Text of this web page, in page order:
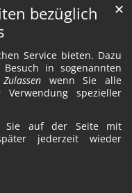
bezüglich
Service bieten. Dazu
in sogenannten
Zulassen wenn Sie alle
spezieller
Sie auf der Seite mit
jederzeit wieder
✕